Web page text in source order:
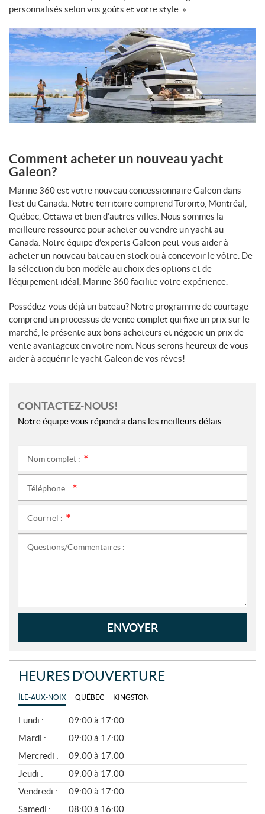
personnalisés selon vos goûts et votre style. »
Comment acheter un nouveau yacht
Galeon?
Marine 360 est votre nouveau concessionnaire Galeon dans
l’est du Canada. Notre territoire comprend Toronto, Montréal,
Québec, Ottawa et bien d’autres villes. Nous sommes la
meilleure ressource pour acheter ou vendre un yacht au
Canada. Notre équipe d’experts Galeon peut vous aider à
acheter un nouveau bateau en stock ou à concevoir le vôtre. De
la sélection du bon modèle au choix des options et de
l’équipement idéal, Marine 360 facilite votre expérience.
Possédez-vous déjà un bateau? Notre programme de courtage
comprend un processus de vente complet qui fixe un prix sur le
marché, le présente aux bons acheteurs et négocie un prix de
vente avantageux en votre nom. Nous serons heureux de vous
aider à acquérir le yacht Galeon de vos rêves!
CONTACTEZ-NOUS!
Notre équipe vous répondra dans les meilleurs délais.
Nom complet :
Téléphone :
Courriel :
Questions/Commentaires :
ENVOYER
HEURES D'OUVERTURE
ÎLE-AUX-NOIX QUÉBEC KINGSTON
G
É
N
É
R
A
L
Lundi :
09:00 à 17:00
Mardi :
09:00 à 17:00
Mercredi :
09:00 à 17:00
Jeudi :
09:00 à 17:00
Vendredi :
09:00 à 17:00
Samedi :
08:00 à 16:00